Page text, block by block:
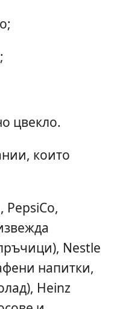
цвекло.
които
PepsiCo,
Nestle
напитки,
Heinz